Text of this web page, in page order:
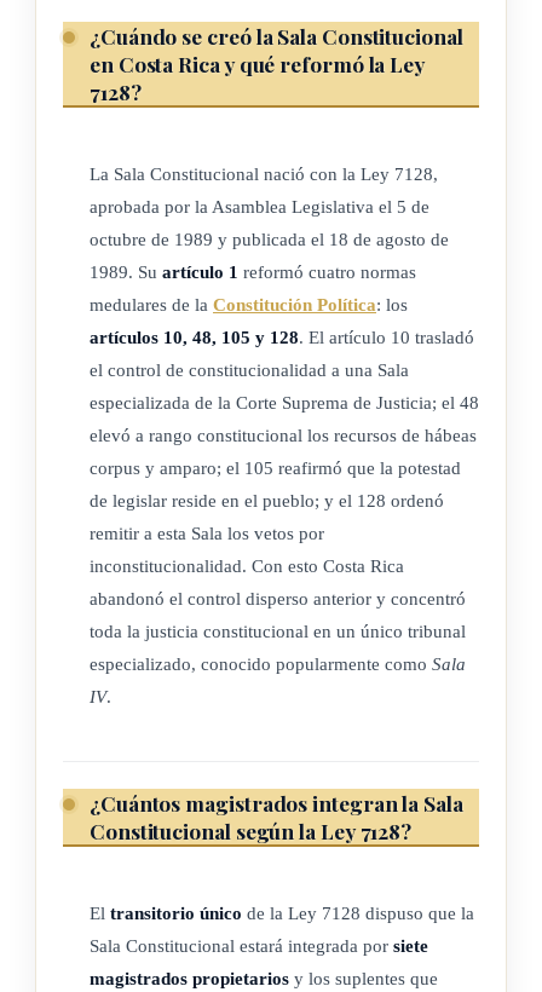
internacionales y de otros proyectos de ley, según se
disponga en la ley."
de hábeas corpus para garantizar su
libertad
integridad
personales, y al
recurso de amparo para mantener o
restablecer el goce de los otros derechos consagrados en esta
Constitución, así como de los de car cter fundamental
establecidos en los instrumentos internacionales sobre
derechos humanos, aplicables a la República. Ambos
recursos serán de competencia de la Sala indicada en el
artículo 10."
"REFORMA Art. 105: La potestad de legislar reside en el
pueblo, el cual delega, por medio del
sufragio, en la
Asamblea Legislativa. Tal potestad no podrá ser renunciada
ni sujeta a limitaciones, mediante ningún convenio o contrato,
ni directa ni indirectamente, salvo el caso de los tratados, de
conformidad con los principios del Derecho Internacional."
indicada en el número 10, para que defienda el diferendo
dentro de los treinta días naturales siguientes a la fecha en
que reciba el expediente. Se tendr n por desechadas las
enviarán a la Asamblea Legislativa para la tramitación
correspondiente. Lo mismo se hará con el proyecto de ley
¿Cuándo se creó la Sala Constitucional
en Costa Rica y qué reformó la Ley
7128?
La Sala Constitucional nació con la Ley 7128,
aprobada por la Asamblea Legislativa el 5 de
octubre de 1989 y publicada el 18 de agosto de
1989. Su artículo 1 reformó cuatro normas
medulares de la Constitución Política: los
artículos 10, 48, 105 y 128. El artículo 10 trasladó
el control de constitucionalidad a una Sala
especializada de la Corte Suprema de Justicia; el 48
elevó a rango constitucional los recursos de hábeas
corpus y amparo; el 105 reafirmó que la potestad
de legislar reside en el pueblo; y el 128 ordenó
remitir a esta Sala los vetos por
inconstitucionalidad. Con esto Costa Rica
abandonó el control disperso anterior y concentró
toda la justicia constitucional en un único tribunal
especializado, conocido popularmente como Sala
IV.
¿Cuántos magistrados integran la Sala
Constitucional según la Ley 7128?
El transitorio único de la Ley 7128 dispuso que la
Sala Constitucional estará integrada por siete
magistrados propietarios y los suplentes que